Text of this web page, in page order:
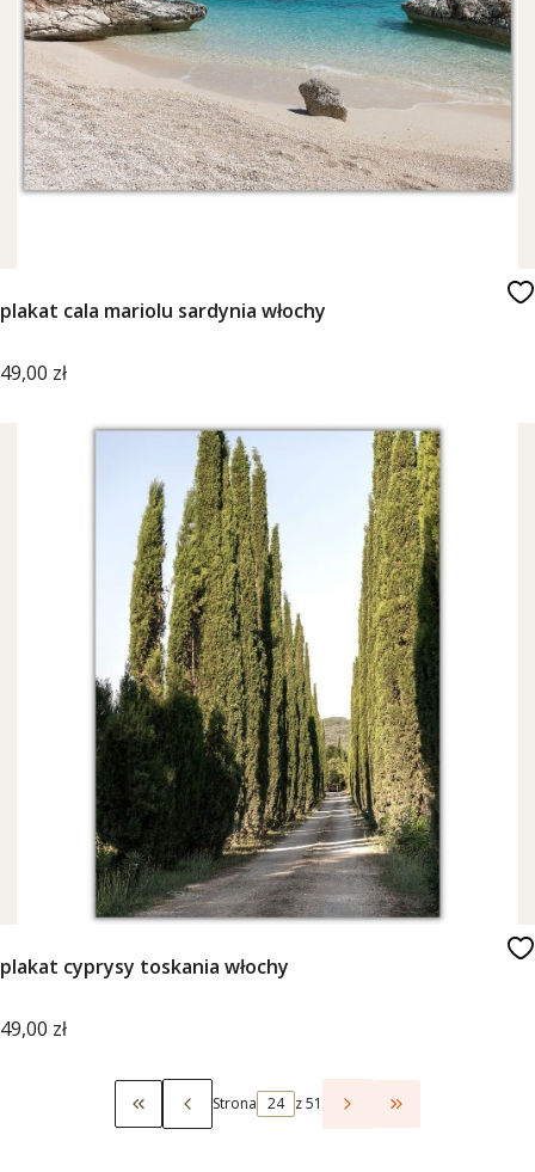
plakat cala mariolu sardynia włochy
Cena
49,00 zł
plakat cyprysy toskania włochy
Cena
49,00 zł
Wróć do pierwszej strony z produktami
Strona z 51 Przejdź do